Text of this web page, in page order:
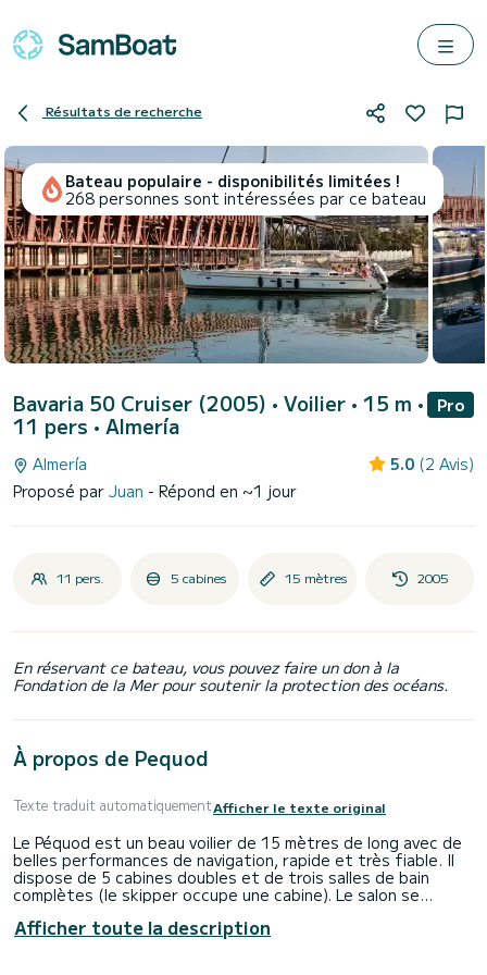
Résultats de recherche
Bateau populaire - disponibilités limitées !
268 personnes sont intéressées par ce bateau
Bavaria 50 Cruiser (2005) • Voilier • 15 m •
11 pers • Almería
Pro
Almería 5.0 (2 Avis)
Proposé par Juan - Répond en ~1 jour
11 pers. 5 cabines 15 mètres 2005
En réservant ce bateau, vous pouvez faire un don à la
Fondation de la Mer pour soutenir la protection des océans.
À propos de Pequod
Texte traduit automatiquementAfficher le texte original
Le Péquod est un beau voilier de 15 mètres de long avec de
belles performances de navigation, rapide et très fiable. Il
dispose de 5 cabines doubles et de trois salles de bain
complètes (le skipper occupe une cabine). Le salon se
dormir la nuit.
Afficher toute la description